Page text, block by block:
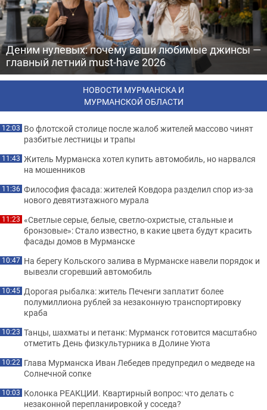
Деним нулевых: почему ваши любимые джинсы —
главный летний must-have 2026
НОВОСТИ МУРМАНСКА И
МУРМАНСКОЙ ОБЛАСТИ
12:03 Во флотской столице после жалоб жителей массово чинят
разбитые лестницы и трапы
11:43 Житель Мурманска хотел купить автомобиль, но нарвался
на мошенников
11:36 Философия фасада: жителей Ковдора разделил спор из-за
нового девятиэтажного мурала
11:23 «Светлые серые, белые, светло-охристые, стальные и
бронзовые»: Стало известно, в какие цвета будут красить
фасады домов в Мурманске
10:47 На берегу Кольского залива в Мурманске навели порядок и
вывезли сгоревший автомобиль
10:45 Дорогая рыбалка: житель Печенги заплатит более
полумиллиона рублей за незаконную транспортировку
краба
10:23 Танцы, шахматы и петанк: Мурманск готовится масштабно
отметить День физкультурника в Долине Уюта
10:22 Глава Мурманска Иван Лебедев предупредил о медведе на
Солнечной сопке
10:03 Колонка РЕАКЦИИ. Квартирный вопрос: что делать с
незаконной перепланировкой у соседа?